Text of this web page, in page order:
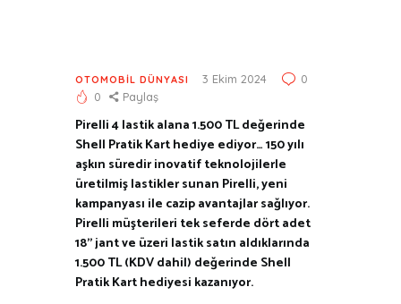
OTOMOBIL DÜNYASI 3 Ekim 2024
0
0
Paylaş
Pirelli 4 lastik alana 1.500 TL değerinde
Shell Pratik Kart hediye ediyor… 150 yılı
aşkın süredir inovatif teknolojilerle
üretilmiş lastikler sunan Pirelli, yeni
kampanyası ile cazip avantajlar sağlıyor.
Pirelli müşterileri tek seferde dört adet
18’’ jant ve üzeri lastik satın aldıklarında
1.500 TL (KDV dahil) değerinde Shell
Pratik Kart hediyesi kazanıyor.